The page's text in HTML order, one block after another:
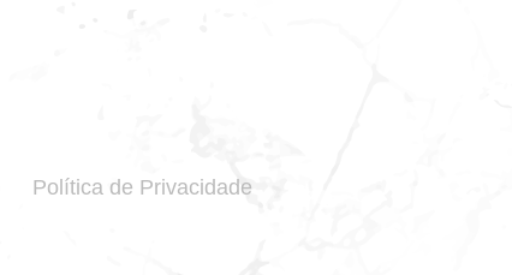
Política de Privacidade